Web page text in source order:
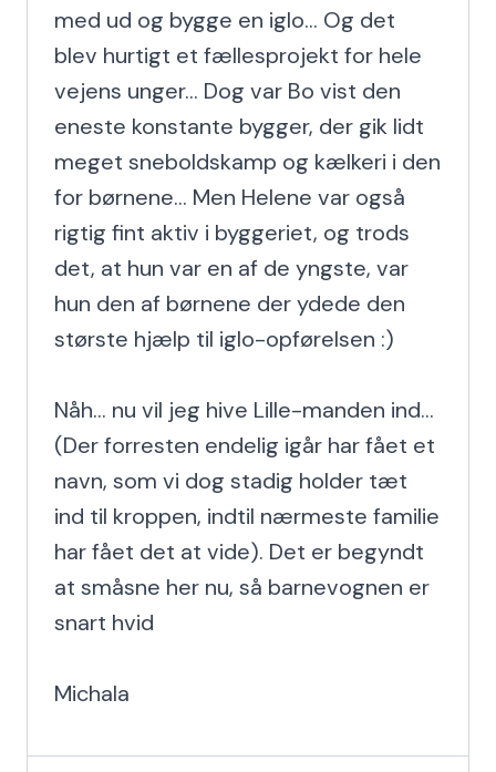
med ud og bygge en iglo... Og det
blev hurtigt et fællesprojekt for hele
vejens unger... Dog var Bo vist den
eneste konstante bygger, der gik lidt
meget sneboldskamp og kælkeri i den
for børnene... Men Helene var også
rigtig fint aktiv i byggeriet, og trods
det, at hun var en af de yngste, var
hun den af børnene der ydede den
største hjælp til iglo-opførelsen :)
Nåh... nu vil jeg hive Lille-manden ind...
(Der forresten endelig igår har fået et
navn, som vi dog stadig holder tæt
ind til kroppen, indtil nærmeste familie
har fået det at vide). Det er begyndt
at småsne her nu, så barnevognen er
snart hvid
Michala